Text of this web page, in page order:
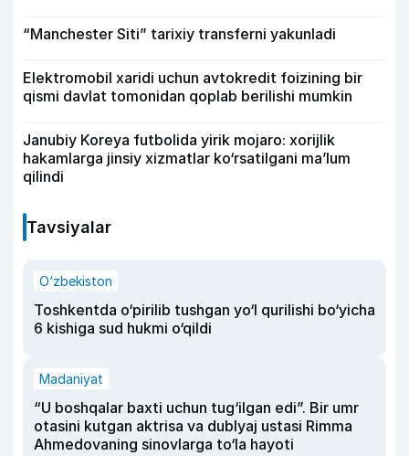
“Manchester Siti” tarixiy transferni yakunladi
Elektromobil xaridi uchun avtokredit foizining bir
qismi davlat tomonidan qoplab berilishi mumkin
Janubiy Koreya futbolida yirik mojaro: xorijlik
hakamlarga jinsiy xizmatlar ko‘rsatilgani ma’lum
qilindi
Tavsiyalar
O‘zbekiston
Toshkentda o‘pirilib tushgan yo‘l qurilishi bo‘yicha
6 kishiga sud hukmi o‘qildi
Madaniyat
“U boshqalar baxti uchun tug‘ilgan edi”. Bir umr
otasini kutgan aktrisa va dublyaj ustasi Rimma
Ahmedovaning sinovlarga to‘la hayoti